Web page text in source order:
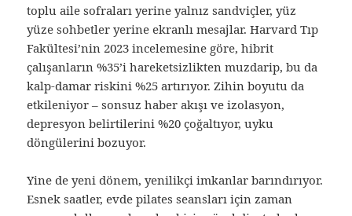
toplu aile sofraları yerine yalnız sandviçler, yüz
yüze sohbetler yerine ekranlı mesajlar. Harvard Tıp
Fakültesi’nin 2023 incelemesine göre, hibrit
çalışanların %35’i hareketsizlikten muzdarip, bu da
kalp-damar riskini %25 artırıyor. Zihin boyutu da
etkileniyor – sonsuz haber akışı ve izolasyon,
depresyon belirtilerini %20 çoğaltıyor, uyku
döngülerini bozuyor.
Yine de yeni dönem, yenilikçi imkanlar barındırıyor.
Esnek saatler, evde pilates seansları için zaman